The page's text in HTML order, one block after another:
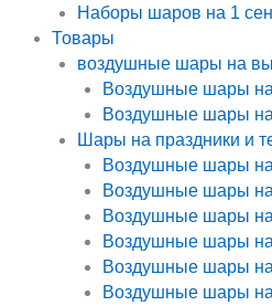
Наборы шаров на 1
Товары
воздушные шары на
Воздушные шары на
Воздушные шары на
Шары на праздники и
Воздушные шары
Воздушные шары
Воздушные шары
Воздушные шары
Воздушные шары
Воздушные шары